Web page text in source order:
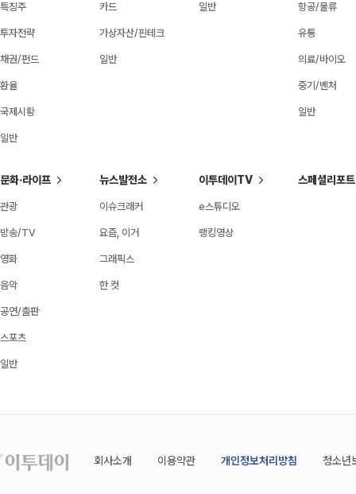
특징주
투자전략
채권/펀드
환율
국제시황
일반
카드
가상자산/핀테크
일반
일반 항공/물류
유통
의료/바이오
중기/벤처
일반
문화·라이프
관광
방송/TV
영화
음악
공연/출판
스포츠
일반
뉴스발전소
이슈크래커
요즘, 이거
그래픽스
한 컷
이투데이TV
e스튜디오
랭킹영상
스페셜리포트
회사소개 이용약관 개인정보처리방침 청소년